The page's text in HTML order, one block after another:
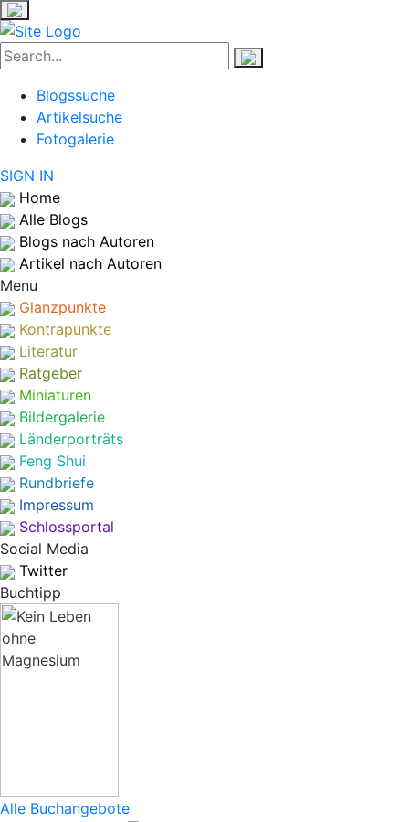
Blogssuche
Artikelsuche
Fotogalerie
SIGN IN
Home
Alle Blogs
Blogs nach Autoren
Artikel nach Autoren
Menu
Glanzpunkte
Kontrapunkte
Literatur
Ratgeber
Miniaturen
Bildergalerie
Länderporträts
Feng Shui
Rundbriefe
Impressum
Schlossportal
Social Media
Twitter
Buchtipp
Alle Buchangebote